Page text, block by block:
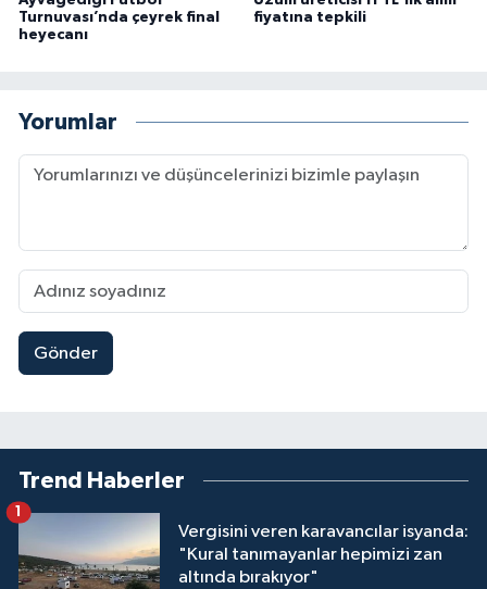
Turnuvası’nda çeyrek final
heyecanı
fiyatına tepkili
Yorumlar
Gönder
Trend Haberler
Vergisini veren karavancılar isyanda:
"Kural tanımayanlar hepimizi zan
altında bırakıyor"
1